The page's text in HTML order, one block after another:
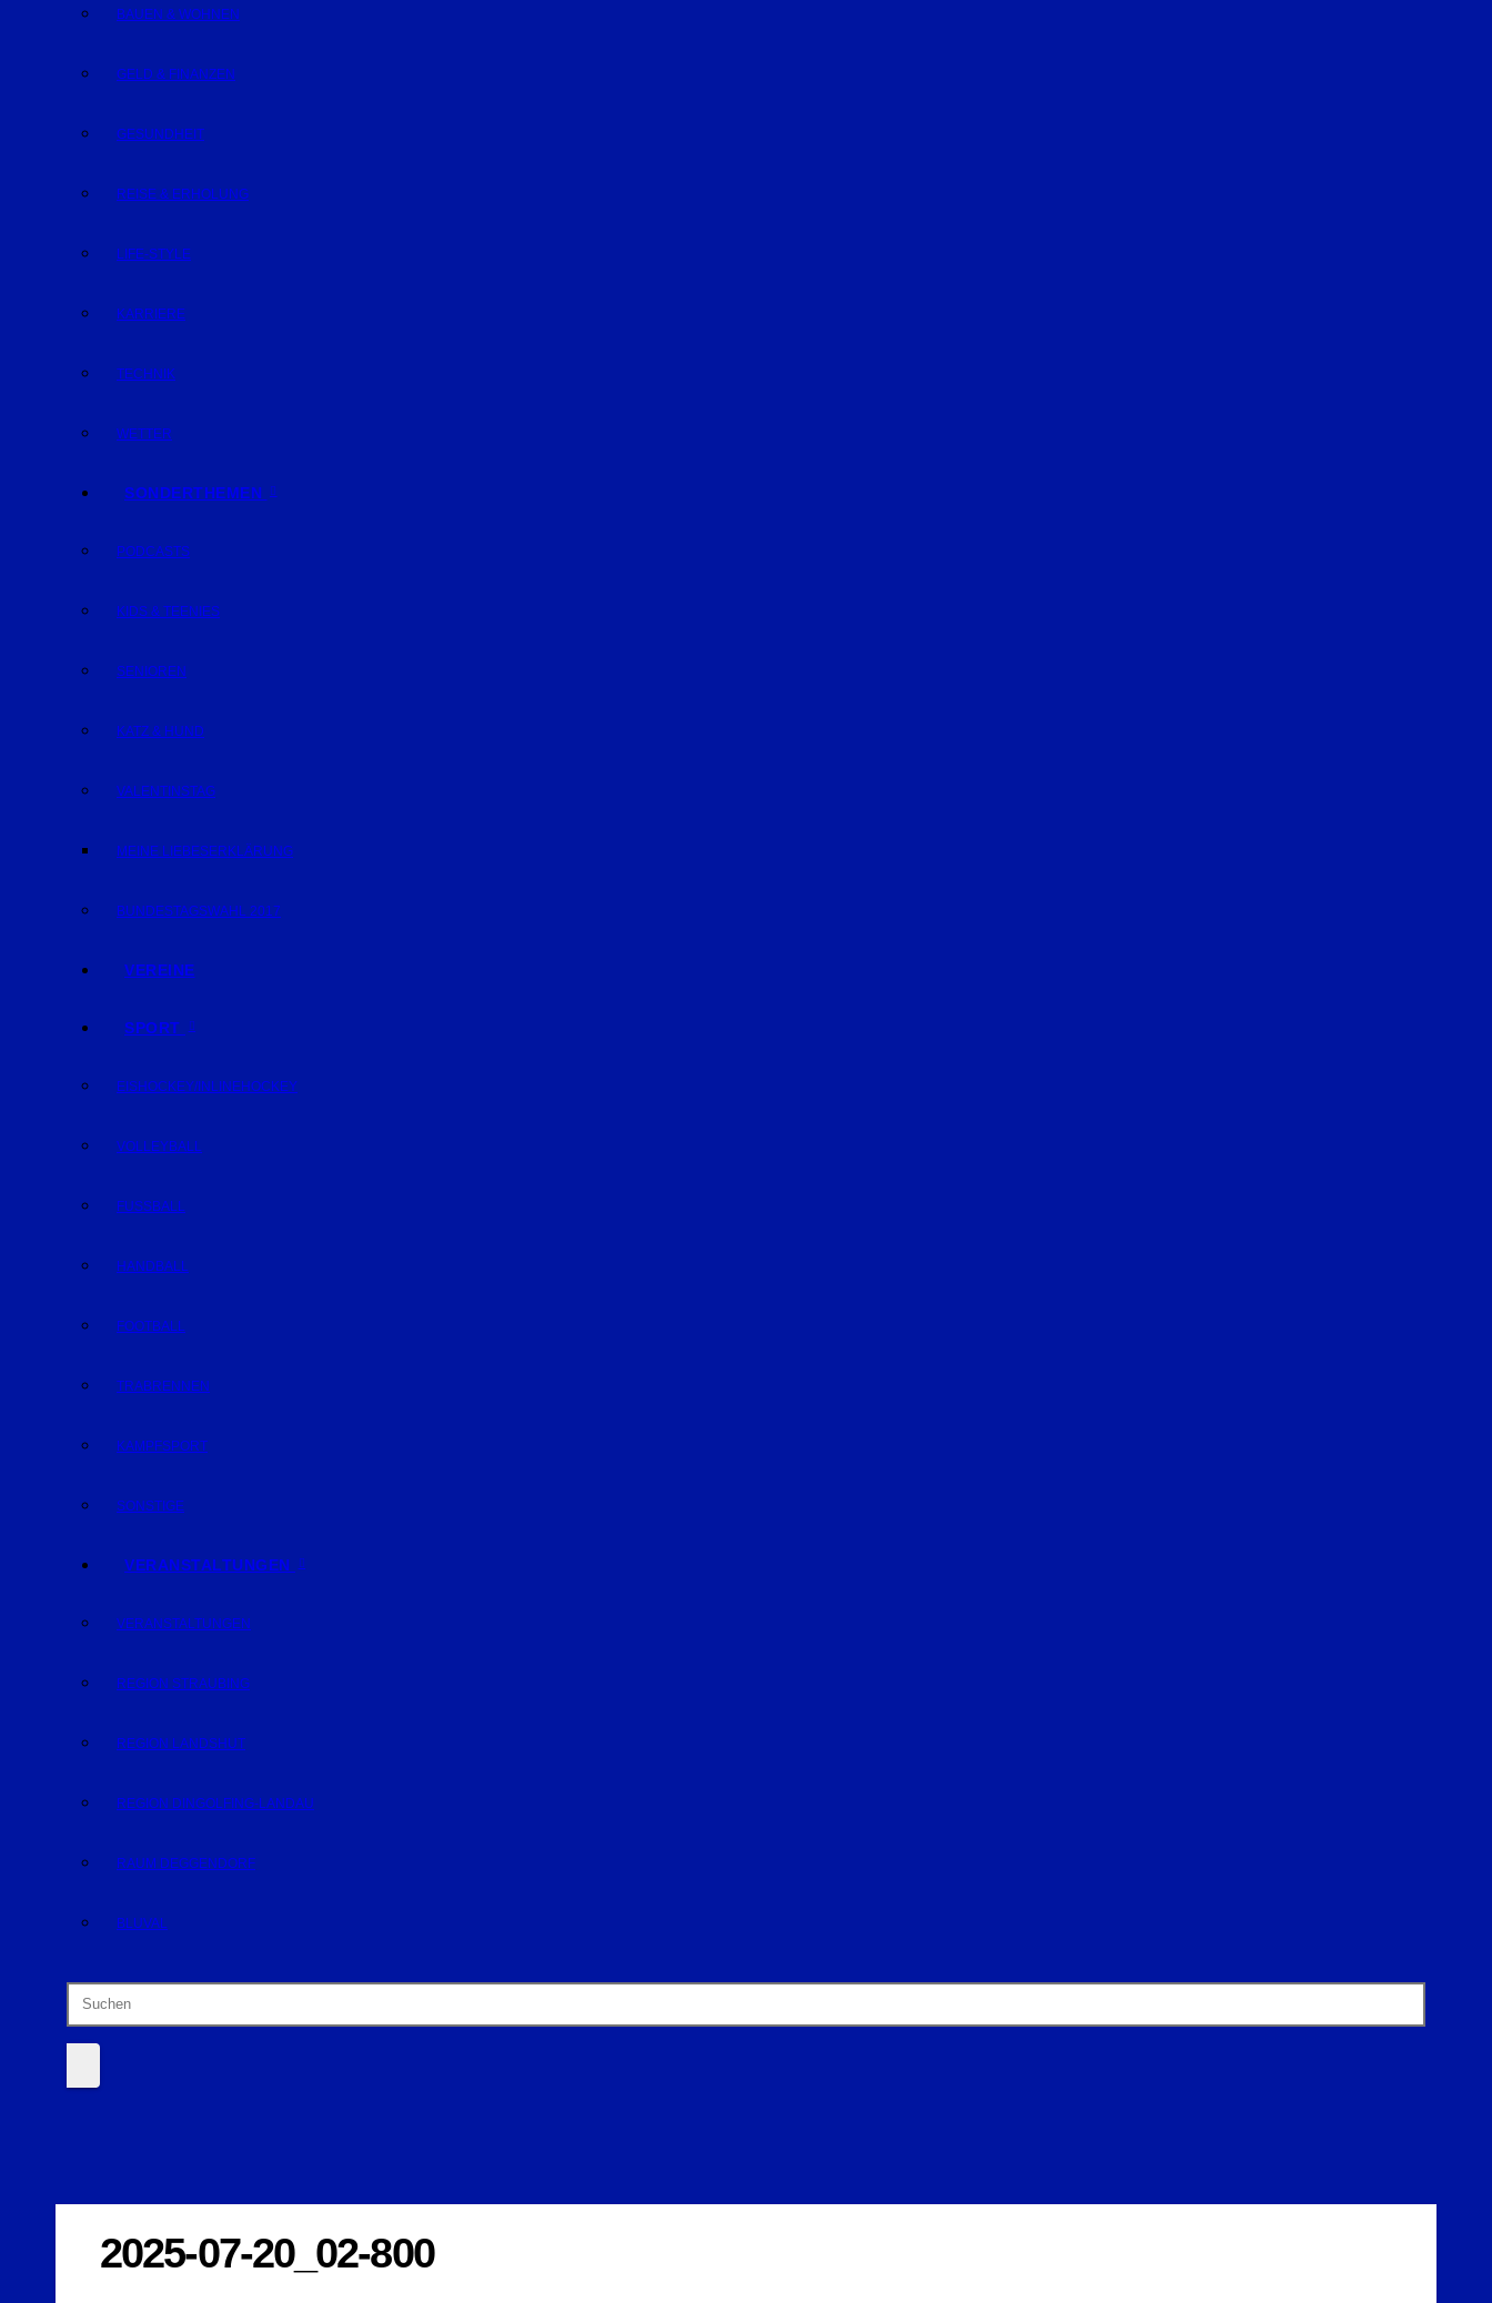
BAUEN & WOHNEN
GELD & FINANZEN
GESUNDHEIT
REISE & ERHOLUNG
LIFE-STYLE
KARRIERE
TECHNIK
WETTER
SONDERTHEMEN
PODCASTS
KIDS & TEENIES
SENIOREN
KATZ & HUND
VALENTINSTAG
MEINE LIEBESERKLÄRUNG
BUNDESTAGSWAHL 2017
VEREINE
SPORT
EISHOCKEY/INLINEHOCKEY
VOLLEYBALL
FUSSBALL
HANDBALL
FOOTBALL
TRABRENNEN
KAMPFSPORT
SONSTIGE
VERANSTALTUNGEN
VERANSTALTUNGEN
REGION STRAUBING
REGION LANDSHUT
REGION DINGOLFING-LANDAU
RAUM DEGGENDORF
BLUVAL
2025-07-20_02-800